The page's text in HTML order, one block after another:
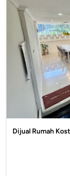
Dijual Rumah